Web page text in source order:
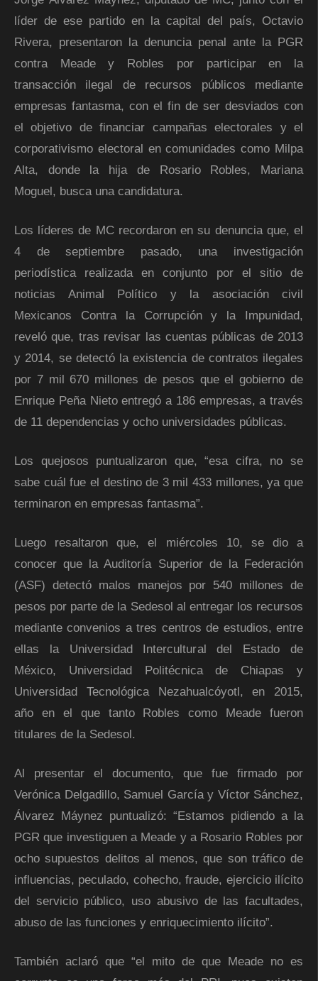
líder de ese partido en la capital del país, Octavio
Rivera, presentaron la denuncia penal ante la PGR
contra Meade y Robles por participar en la
transacción ilegal de recursos públicos mediante
empresas fantasma, con el fin de ser desviados con
el objetivo de financiar campañas electorales y el
corporativismo electoral en comunidades como Milpa
Alta, donde la hija de Rosario Robles, Mariana
Moguel, busca una candidatura.
Los líderes de MC recordaron en su denuncia que, el
4 de septiembre pasado, una investigación
periodística realizada en conjunto por el sitio de
noticias Animal Político y la asociación civil
Mexicanos Contra la Corrupción y la Impunidad,
reveló que, tras revisar las cuentas públicas de 2013
y 2014, se detectó la existencia de contratos ilegales
por 7 mil 670 millones de pesos que el gobierno de
Enrique Peña Nieto entregó a 186 empresas, a través
de 11 dependencias y ocho universidades públicas.
Los quejosos puntualizaron que, “esa cifra, no se
sabe cuál fue el destino de 3 mil 433 millones, ya que
terminaron en empresas fantasma”.
Luego resaltaron que, el miércoles 10, se dio a
conocer que la Auditoría Superior de la Federación
(ASF) detectó malos manejos por 540 millones de
pesos por parte de la Sedesol al entregar los recursos
mediante convenios a tres centros de estudios, entre
ellas la Universidad Intercultural del Estado de
México, Universidad Politécnica de Chiapas y
Universidad Tecnológica Nezahualcóyotl, en 2015,
año en el que tanto Robles como Meade fueron
titulares de la Sedesol.
Al presentar el documento, que fue firmado por
Verónica Delgadillo, Samuel García y Víctor Sánchez,
Álvarez Máynez puntualizó: “Estamos pidiendo a la
PGR que investiguen a Meade y a Rosario Robles por
ocho supuestos delitos al menos, que son tráfico de
influencias, peculado, cohecho, fraude, ejercicio ilícito
del servicio público, uso abusivo de las facultades,
abuso de las funciones y enriquecimiento ilícito”.
También aclaró que “el mito de que Meade no es